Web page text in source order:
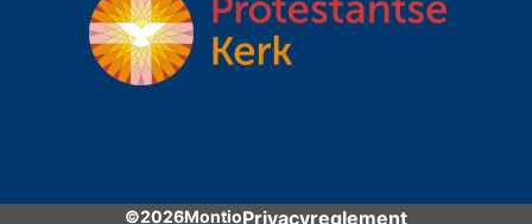
©2026MontioPrivacyreglement